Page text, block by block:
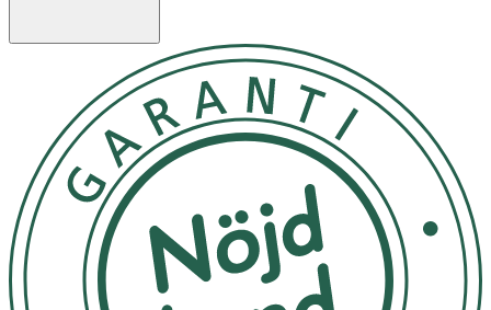
strålar
- Enkel att montera med krokar och fästsnören
- Passar de flesta barnvagnsmodeller
Användning
- Fäst gardinen enligt anvisningarna på produktens
bruksanvisning
- Täck endast det område som ska skyddas – observera
att övriga delar av kroppen bör skyddas på annat sätt